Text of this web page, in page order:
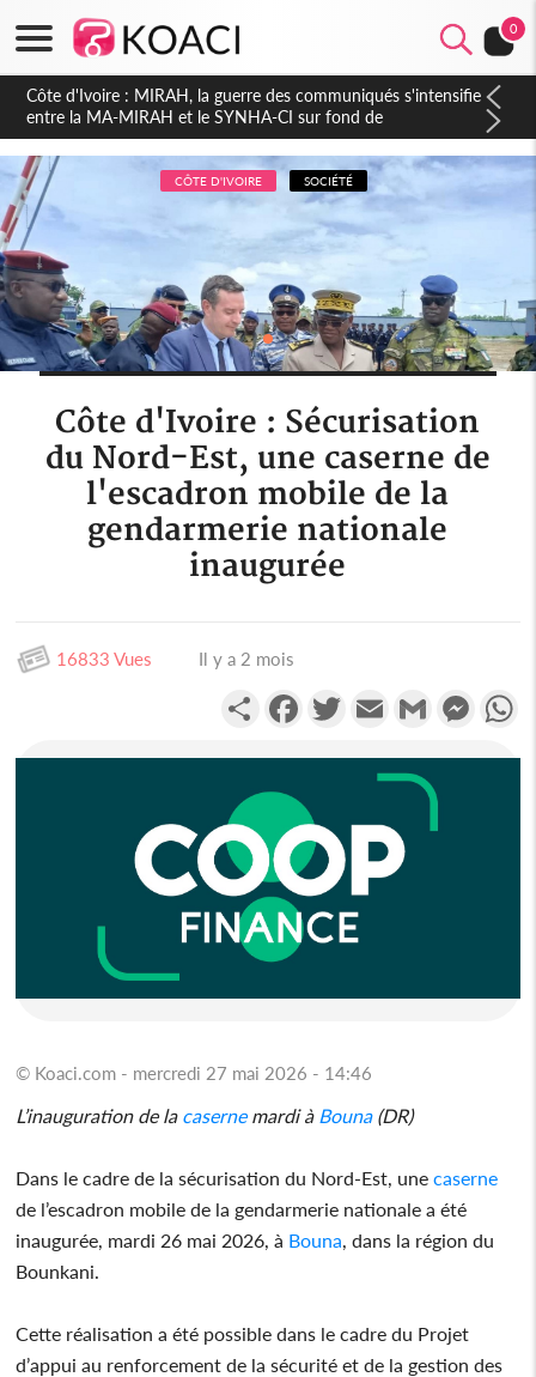
0
Côte d'Ivoire : Indépendance 2026, Thiam plaide pour un
environnement démocratique plus apaisé
CÔTE D'IVOIRE SOCIÉTÉ
Côte d'Ivoire : Sécurisation
du Nord-Est, une caserne de
l'escadron mobile de la
gendarmerie nationale
inaugurée
16833 Vues Il y a 2 mois
PartagerFacebookTwitterEmail Gmail
© Koaci.com - mercredi 27 mai 2026 - 14:46
L’inauguration de la casernemardi à Bouna(DR)
Dans le cadre de la sécurisation du Nord-Est, unecaserne
de l’escadron mobile de la gendarmerie nationale a été
inaugurée, mardi 26 mai 2026, à Bouna , dans la région du
Bounkani.
Cette réalisation a été possible dans le cadre du Projet
d’appui au renforcement de la sécurité et de la gestion des